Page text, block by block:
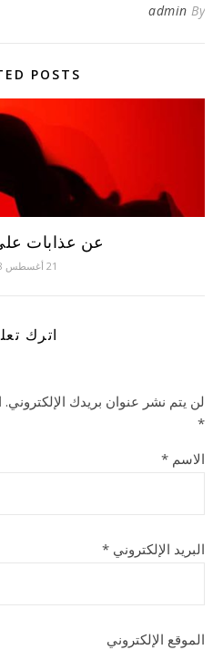
By
admin
POSTS
عن عذابات
21 أغسطس 2018
اترك
لن يتم نشر عنوان بريدك الإلكتروني.
*
الاسم *
البريد الإلكتروني *
الموقع الإلكتروني